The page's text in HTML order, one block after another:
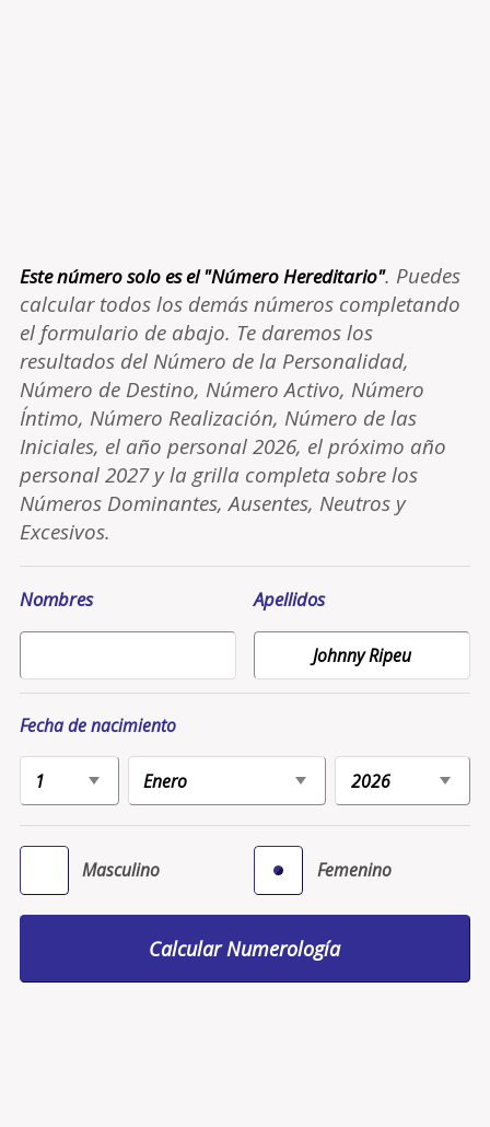
Este número solo es el "Número Hereditario". Puedes
calcular todos los demás números completando
el formulario de abajo. Te daremos los
resultados del Número de la Personalidad,
Número de Destino, Número Activo, Número
Íntimo, Número Realización, Número de las
Iniciales, el año personal 2026, el próximo año
personal 2027 y la grilla completa sobre los
Números Dominantes, Ausentes, Neutros y
Excesivos.
Nombres Apellidos
Fecha de nacimiento
Masculino Femenino